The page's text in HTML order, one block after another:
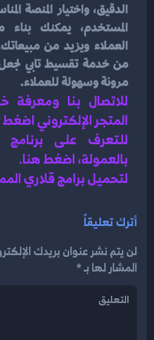
مرونة وسهولة للعملاء.
المتجر الإلكتروني
بالعمولة، اضغط هنا.
لتحميل برامج قلاري
أترك تعليقاً
لن يتم نشر عنوان بريدك
المشار لها بـ *